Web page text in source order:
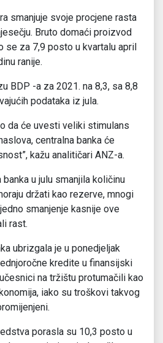
smanjuje svoje procjene rasta
Bruto domaći proizvod
se za 7,9 posto u kvartalu april
ranije.
BDP -a za 2021. na 8,3, sa 8,8
podataka iz jula.
da će uvesti veliki stimulans
centralna banka će
kažu analitičari ANZ-a.
banka u julu smanjila količinu
držati kao rezerve, mnogi
smanjenje kasnije ove
rast.
ubrizgala je u ponedjeljak
kredite u finansijski
na tržištu protumačili kao
iako su troškovi takvog
porasla su 10,3 posto u